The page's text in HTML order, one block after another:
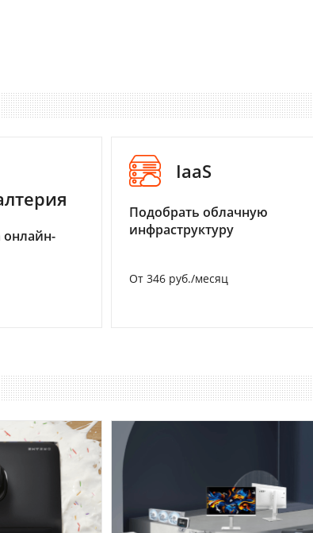
онлайн-
IaaS
Подобрать облачную
инфраструктуру
От 346 руб./месяц